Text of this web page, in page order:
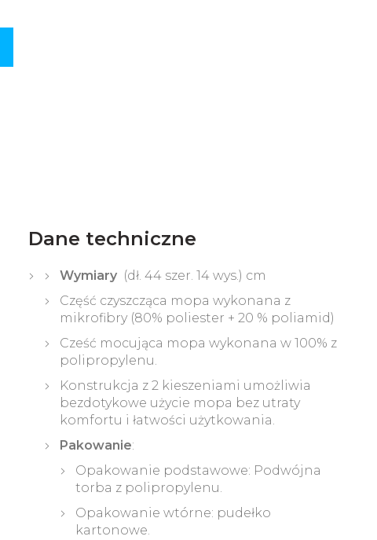
Dane techniczne
Wymiary(dł. 44 szer. 14 wys.) cm
Część czyszcząca mopa wykonana z
mikrofibry (80% poliester + 20 % poliamid)
Cześć mocująca mopa wykonana w 100% z
polipropylenu.
Konstrukcja z 2 kieszeniami umożliwia
bezdotykowe użycie mopa bez utraty
komfortu i łatwości użytkowania.
Pakowanie:
Opakowanie podstawowe: Podwójna
torba z polipropylenu.
Opakowanie wtórne: pudełko
kartonowe.